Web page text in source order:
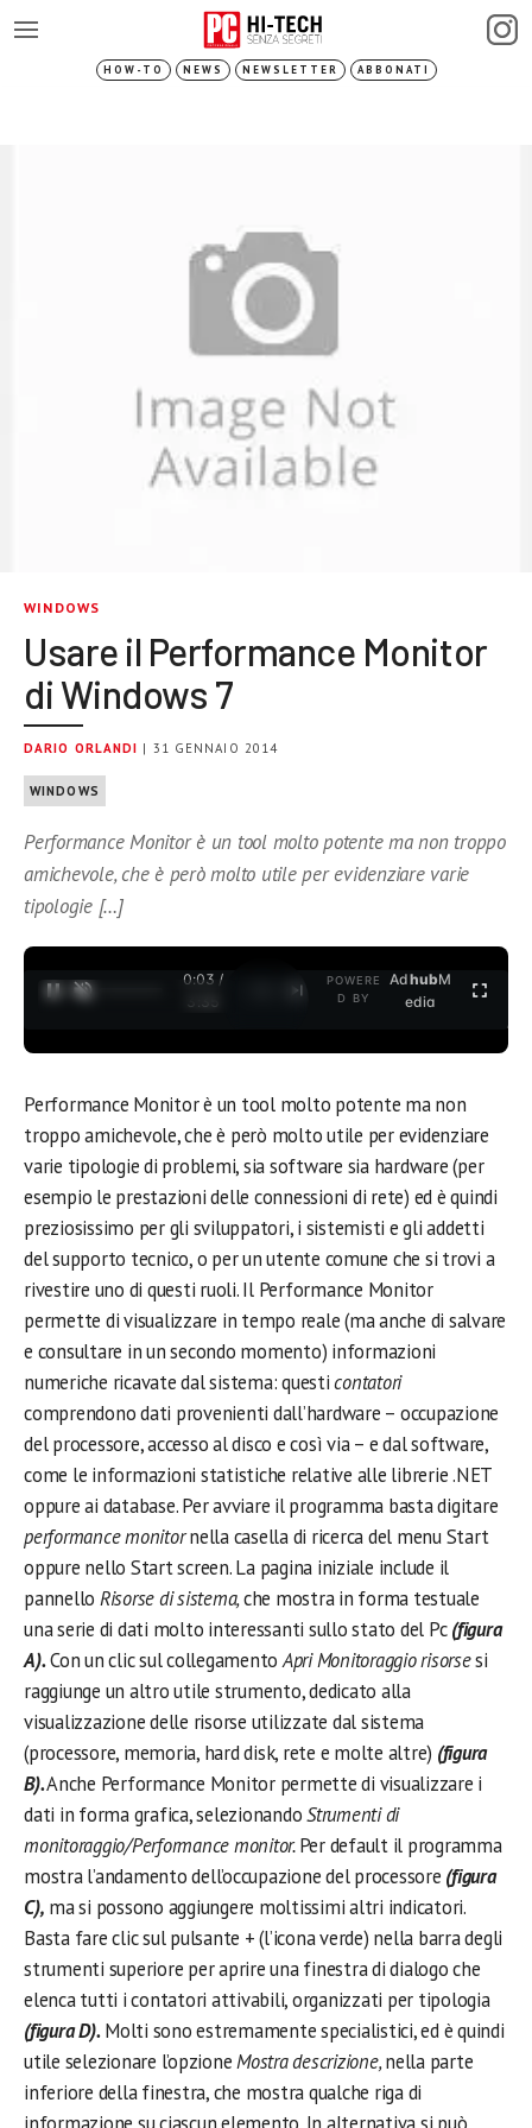
HOW-TO NEWS NEWSLETTER ABBONATI
WINDOWS
Usare il Performance Monitor
di Windows 7
DARIO ORLANDI | 31 GENNAIO 2014
WINDOWS
Performance Monitor è un tool molto potente ma non troppo
amichevole, che è però molto utile per evidenziare varie
tipologie […]
0:04 /
3:35
POWERE
D BY
AdhubM
edia
Performance Monitor è un tool molto potente ma non
troppo amichevole, che è però molto utile per evidenziare
varie tipologie di problemi, sia software sia hardware (per
esempio le prestazioni delle connessioni di rete) ed è quindi
preziosissimo per gli sviluppatori, i sistemisti e gli addetti
del supporto tecnico, o per un utente comune che si trovi a
rivestire uno di questi ruoli. Il Performance Monitor
permette di visualizzare in tempo reale (ma anche di salvare
e consultare in un secondo momento) informazioni
numeriche ricavate dal sistema: questicontatori
comprendono dati provenienti dall’hardware – occupazione
del processore, accesso al disco e così via – e dal software,
come le informazioni statistiche relative alle librerie .NET
oppure ai database. Per avviare il programma basta digitare
performance monitornella casella di ricerca del menu Start
oppure nello Start screen. La pagina iniziale include il
pannello Risorse di sistema,che mostra in forma testuale
una serie di dati molto interessanti sullo stato del Pc(figura
A).Con un clic sul collegamentoApri Monitoraggio risorsesi
raggiunge un altro utile strumento, dedicato alla
visualizzazione delle risorse utilizzate dal sistema
(processore, memoria, hard disk, rete e molte altre) (figura
B).Anche Performance Monitor permette di visualizzare i
dati in forma grafica, selezionandoStrumenti di
monitoraggio/Performance monitor.Per default il programma
mostra l’andamento dell’occupazione del processore (figura
C), ma si possono aggiungere moltissimi altri indicatori.
Basta fare clic sul pulsante + (l’icona verde) nella barra degli
strumenti superiore per aprire una finestra di dialogo che
elenca tutti i contatori attivabili, organizzati per tipologia
(figura D).Molti sono estremamente specialistici, ed è quindi
utile selezionare l’opzioneMostra descrizione,nella parte
inferiore della finestra, che mostra qualche riga di